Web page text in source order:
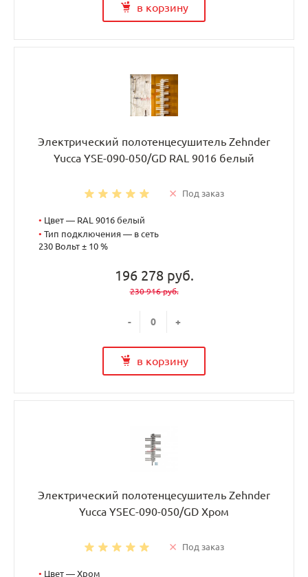
в корзину
Электрический полотенцесушитель Zehnder
Yucca YSE-090-050/GD RAL 9016 белый
Под заказ
• Цвет — RAL 9016 белый
• Тип подключения — в сеть
230 Вольт ± 10 %
196 278 руб.
230 916 руб.
- +
в корзину
Электрический полотенцесушитель Zehnder
Yucca YSEC-090-050/GD Хром
Под заказ
• Цвет — Хром